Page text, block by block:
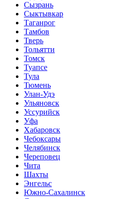
Сызрань
Сыктывкар
Таганрог
Тамбов
Тверь
Тольятти
Томск
Туапсе
Тула
Тюмень
Улан-Удэ
Ульяновск
Уссурийск
Уфа
Хабаровск
Чебоксары
Челябинск
Череповец
Чита
Шахты
Энгельс
Южно-Сахалинск